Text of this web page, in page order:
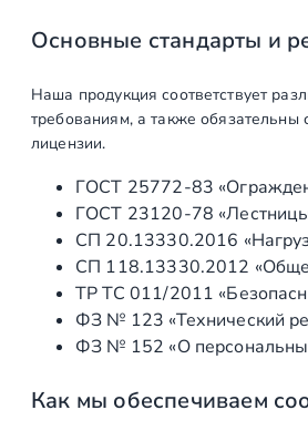
я
3
0
4
Ø
5
0
8
Основные стандарты и
Наша продукция соответствует
требованиям, а также обязательны
лицензии.
ГОСТ 25772‑83
ГОСТ 23120‑78
СП 20.13330.2016
СП 118.13330.2012
ТР ТС 011/2011
ФЗ № 123 «Технический
ФЗ № 152 «О
Как мы обеспечиваем